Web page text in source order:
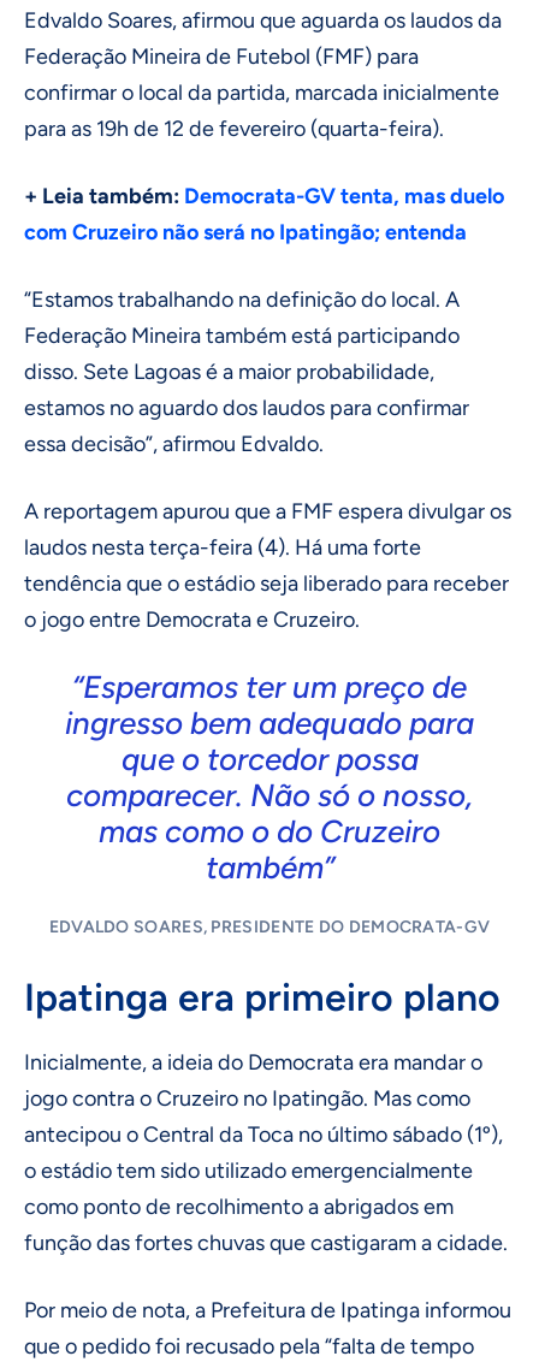
Edvaldo Soares, afirmou que aguarda os laudos da
Federação Mineira de Futebol (FMF) para
confirmar o local da partida, marcada inicialmente
para as 19h de 12 de fevereiro (quarta-feira).
+ Leia também: Democrata-GV tenta, mas duelo
com Cruzeiro não será no Ipatingão; entenda
“Estamos trabalhando na definição do local. A
Federação Mineira também está participando
disso. Sete Lagoas é a maior probabilidade,
estamos no aguardo dos laudos para confirmar
essa decisão”, afirmou Edvaldo.
A reportagem apurou que a FMF espera divulgar os
laudos nesta terça-feira (4). Há uma forte
tendência que o estádio seja liberado para receber
o jogo entre Democrata e Cruzeiro.
“Esperamos ter um preço de
ingresso bem adequado para
que o torcedor possa
comparecer. Não só o nosso,
mas como o do Cruzeiro
também”
EDVALDO SOARES, PRESIDENTE DO DEMOCRATA-GV
Ipatinga era primeiro plano
Inicialmente, a ideia do Democrata era mandar o
jogo contra o Cruzeiro no Ipatingão. Mas como
antecipou o Central da Toca no último sábado (1º),
o estádio tem sido utilizado emergencialmente
como ponto de recolhimento a abrigados em
função das fortes chuvas que castigaram a cidade.
Por meio de nota, a Prefeitura de Ipatinga informou
que o pedido foi recusado pela “falta de tempo